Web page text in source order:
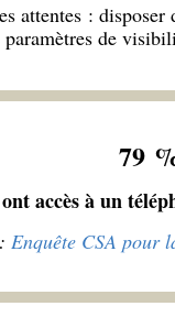
attentes :
de
79
accès à un
Enquête CSA pour